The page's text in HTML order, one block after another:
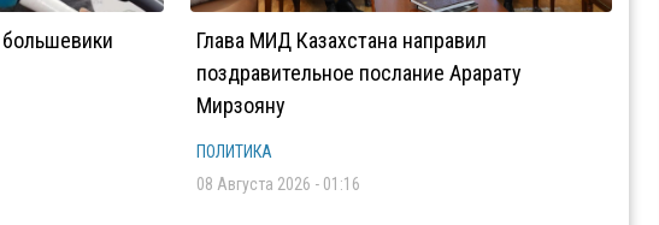
Глава МИД Казахстана направил
поздравительное послание Арарату
Мирзояну
ПОЛИТИКА
08 Августа 2026 - 01:16